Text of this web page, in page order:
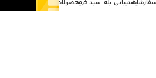
پشتیبانی بله سبد خریدمحصولاتاینستاعلاقه مندی